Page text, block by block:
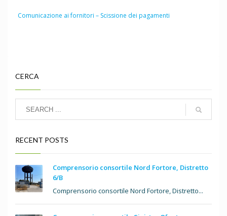
Comunicazione ai fornitori – Scissione dei pagamenti
CERCA
RECENT POSTS
Comprensorio consortile Nord Fortore, Distretto
6/B
Comprensorio consortile Nord Fortore, Distretto...